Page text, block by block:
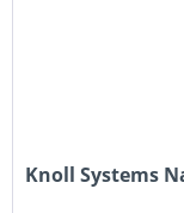
Knoll Systems